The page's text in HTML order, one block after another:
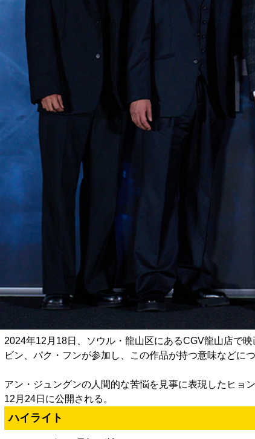
2024年12月18日、ソウル・龍山区にあるCGV龍山店で
ビン、パク・フンが参加し、この作品が持つ意味などにつ
アン・ジュングンの人間的な苦悩を見事に表現したヒョ
12月24日に公開される。
ハイライト